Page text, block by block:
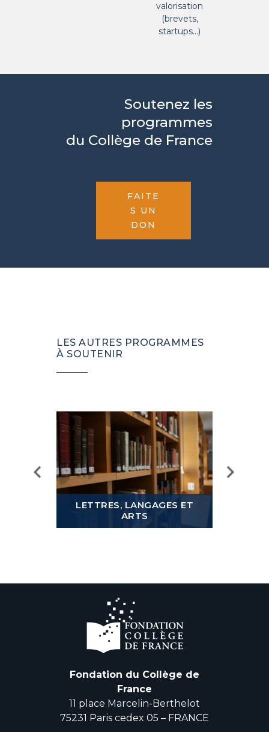
valorisation
(brevets,
startups…)
Soutenez les
programmes
du Collège de France
FAITE
S UN
DON
LES AUTRES PROGRAMMES
À SOUTENIR
LETTRES, LANGAGES ET
ARTS
Fondation du Collège de
France
11 place Marcelin-Berthelot
75231 Paris cedex 05 – FRANCE